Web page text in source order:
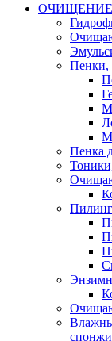
Пенки,
Пенка
спонжи